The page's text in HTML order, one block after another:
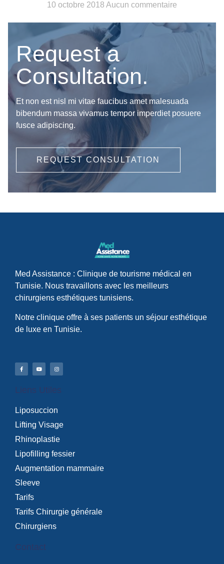
10 octobre 2018 Aucun commentaire
Request a
Consultation.
Et non est nisl mi vitae faucibus amet malesuada
bibendum massa vivamus tempor imperdiet posuere
fusce adipiscing.
REQUEST CONSULTATION
Med Assistance : Clinique de tourisme médical en
Tunisie. Nous travaillons avec les meilleurs
chirurgiens esthétiques tunisiens.
Notre clinique offre à ses patients un séjour esthétique
de luxe en Tunisie.
Liens Utiles
Liposuccion
Lifting Visage
Rhinoplastie
Lipofilling fessier
Augmentation mammaire
Sleeve
Tarifs
Tarifs Chirurgie générale
Chirurgiens
Contact